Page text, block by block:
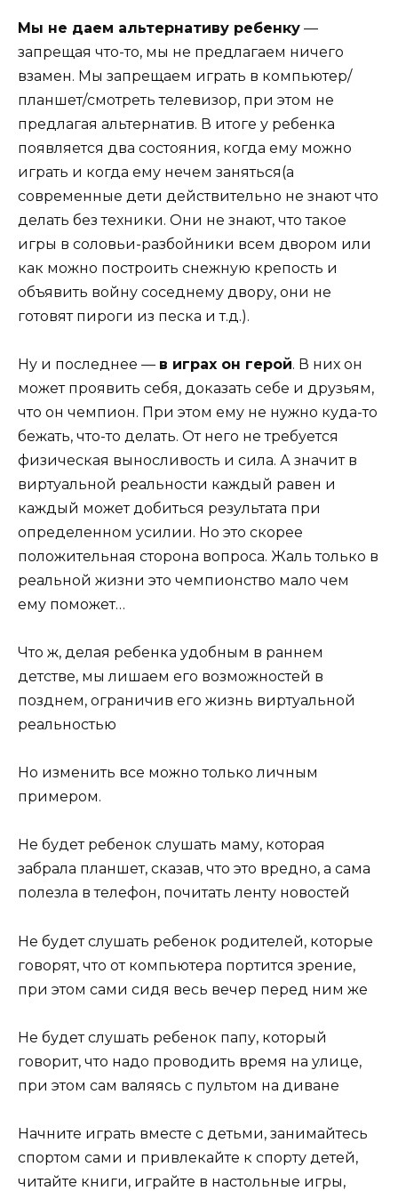
Мы не даем альтернативу ребенку —
запрещая что-то, мы не предлагаем ничего
взамен. Мы запрещаем играть в компьютер/
планшет/смотреть телевизор, при этом не
предлагая альтернатив. В итоге у ребенка
появляется два состояния, когда ему можно
играть и когда ему нечем заняться(а
современные дети действительно не знают что
делать без техники. Они не знают, что такое
игры в соловьи-разбойники всем двором или
как можно построить снежную крепость и
объявить войну соседнему двору, они не
готовят пироги из песка и т.д.).
Ну и последнее — в играх он герой. В них он
может проявить себя, доказать себе и друзьям,
что он чемпион. При этом ему не нужно куда-то
бежать, что-то делать. От него не требуется
физическая выносливость и сила. А значит в
виртуальной реальности каждый равен и
каждый может добиться результата при
определенном усилии. Но это скорее
положительная сторона вопроса. Жаль только в
реальной жизни это чемпионство мало чем
ему поможет…
Что ж, делая ребенка удобным в раннем
детстве, мы лишаем его возможностей в
позднем, ограничив его жизнь виртуальной
реальностью
Но изменить все можно только личным
примером.
Не будет ребенок слушать маму, которая
забрала планшет, сказав, что это вредно, а сама
полезла в телефон, почитать ленту новостей
Не будет слушать ребенок родителей, которые
говорят, что от компьютера портится зрение,
при этом сами сидя весь вечер перед ним же
Не будет слушать ребенок папу, который
говорит, что надо проводить время на улице,
при этом сам валяясь с пультом на диване
Начните играть вместе с детьми, занимайтесь
спортом сами и привлекайте к спорту детей,
читайте книги, играйте в настольные игры,